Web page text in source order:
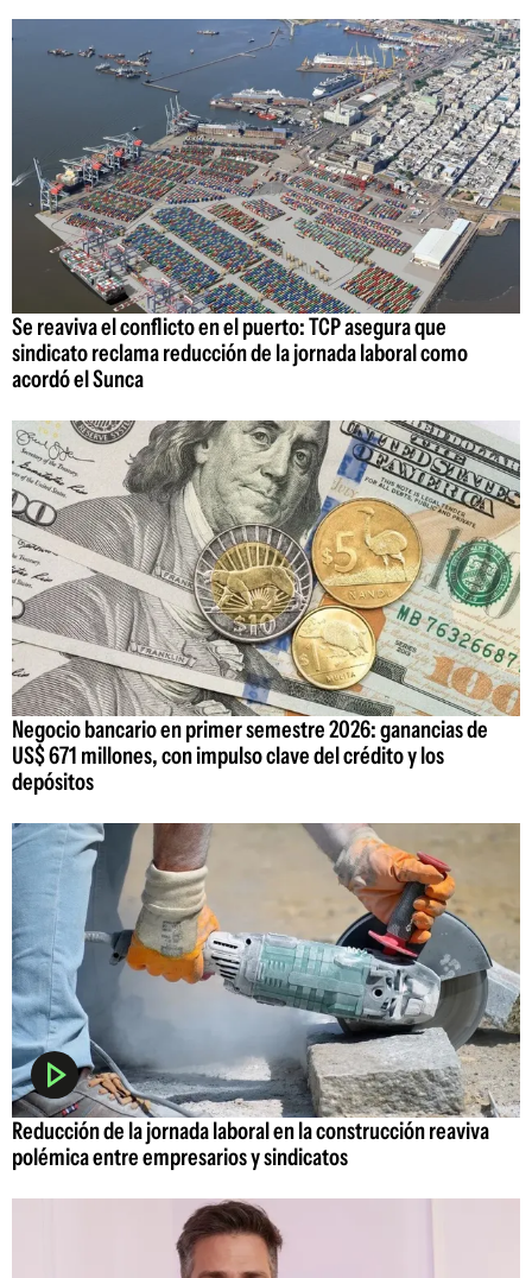
Se reaviva el conflicto en el puerto: TCP asegura que
sindicato reclama reducción de la jornada laboral como
acordó el Sunca
Negocio bancario en primer semestre 2026: ganancias de
US$ 671 millones, con impulso clave del crédito y los
depósitos
Reducción de la jornada laboral en la construcción reaviva
polémica entre empresarios y sindicatos